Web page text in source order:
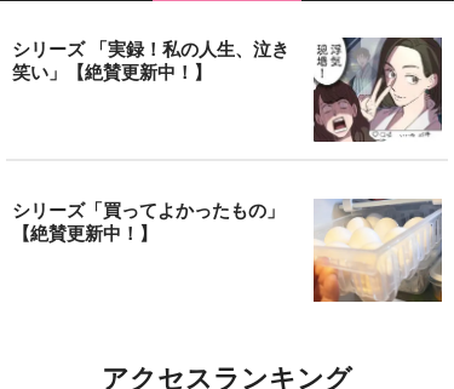
シリーズ 「実録！私の人生、泣き
笑い」【絶賛更新中！】
シリーズ「買ってよかったもの」
【絶賛更新中！】
アクセスランキング